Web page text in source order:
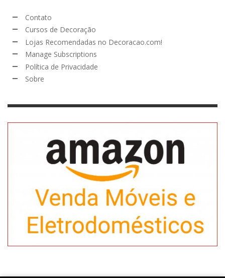
Contato
Cursos de Decoração
Lojas Recomendadas no Decoracao.com!
Manage Subscriptions
Política de Privacidade
Sobre